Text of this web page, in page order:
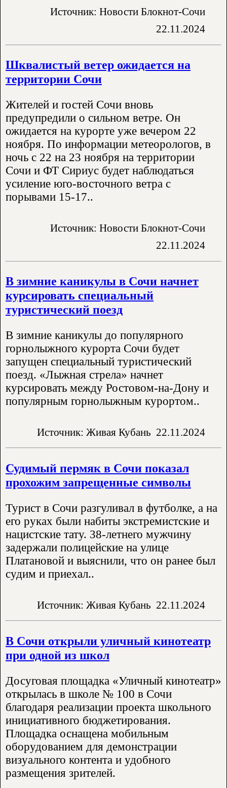
Источник: Новости Блокнот-Сочи
22.11.2024
Шквалистый ветер ожидается на
территории Сочи
Жителей и гостей Сочи вновь
предупредили о сильном ветре. Он
ожидается на курорте уже вечером 22
ноября. По информации метеорологов, в
ночь с 22 на 23 ноября на территории
Сочи и ФТ Сириус будет наблюдаться
усиление юго-восточного ветра с
порывами 15-17..
Источник: Новости Блокнот-Сочи
22.11.2024
В зимние каникулы в Сочи начнет
курсировать специальный
туристический поезд
В зимние каникулы до популярного
горнолыжного курорта Сочи будет
запущен специальный туристический
поезд. «Лыжная стрела» начнет
курсировать между Ростовом-на-Дону и
популярным горнолыжным курортом..
Источник: Живая Кубань 22.11.2024
Судимый пермяк в Сочи показал
прохожим запрещенные символы
Турист в Сочи разгуливал в футболке, а на
его руках были набиты экстремистские и
нацистские тату. 38-летнего мужчину
задержали полицейские на улице
Платановой и выяснили, что он ранее был
судим и приехал..
Источник: Живая Кубань 22.11.2024
В Сочи открыли уличный кинотеатр
при одной из школ
Досуговая площадка «Уличный кинотеатр»
открылась в школе № 100 в Сочи
благодаря реализации проекта школьного
инициативного бюджетирования.
Площадка оснащена мобильным
оборудованием для демонстрации
визуального контента и удобного
размещения зрителей.